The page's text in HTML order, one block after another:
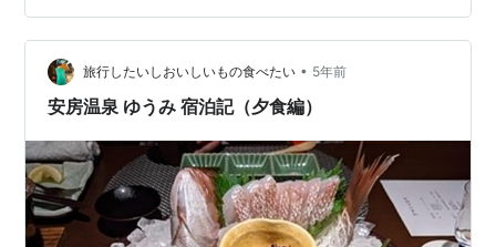
木更津から館山道で40分ほどで到着します。 車ではなく
交通機関でもアクセス可能ですが、周辺観光等も含めて
自家用車がない場合はレンタカーやカ…
旅行したいしおいしいもの食べたい • 5年前
安房温泉 ゆうみ 宿泊記（夕食編）